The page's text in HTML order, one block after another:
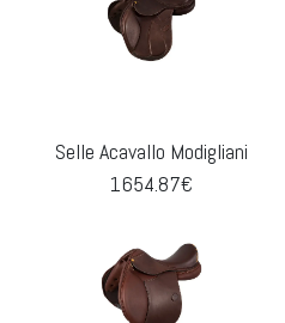
Selle Acavallo Modigliani
1654.87€